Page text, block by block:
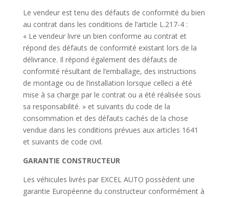
Le vendeur est tenu des défauts de conformité du bien
au contrat dans les conditions de l’article L.217-4 :
« Le vendeur livre un bien conforme au contrat et
répond des défauts de conformité existant lors de la
délivrance. Il répond également des défauts de
conformité résultant de l’emballage, des instructions
de montage ou de l’installation lorsque celleci a été
mise à sa charge par le contrat ou a été réalisée sous
sa responsabilité. » et suivants du code de la
consommation et des défauts cachés de la chose
vendue dans les conditions prévues aux articles 1641
et suivants de code civil.
GARANTIE CONSTRUCTEUR
Les véhicules livrés par EXCEL AUTO possèdent une
garantie Européenne du constructeur conformément à